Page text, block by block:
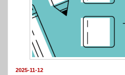
2025-11-12